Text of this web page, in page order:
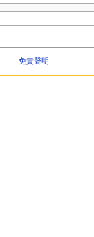
免責聲明